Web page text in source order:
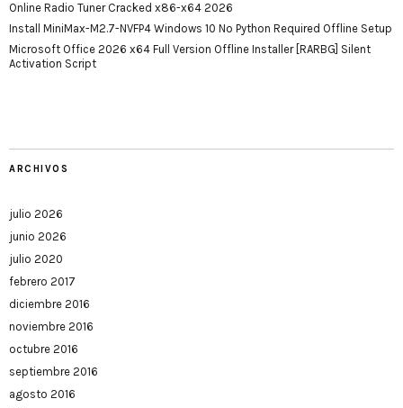
Online Radio Tuner Cracked x86-x64 2026
Install MiniMax-M2.7-NVFP4 Windows 10 No Python Required Offline Setup
Microsoft Office 2026 x64 Full Version Offline Installer [RARBG] Silent
Activation Script
ARCHIVOS
julio 2026
junio 2026
julio 2020
febrero 2017
diciembre 2016
noviembre 2016
octubre 2016
septiembre 2016
agosto 2016